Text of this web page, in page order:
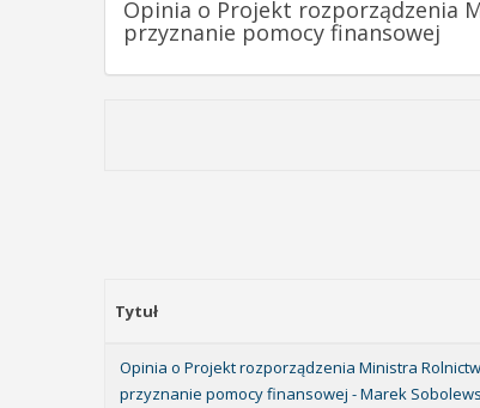
Opinia o Projekt rozporządzenia
przyznanie pomocy finansowej
Tytuł
Opinia o Projekt rozporządzenia Ministra
przyznanie pomocy finansowej - Marek